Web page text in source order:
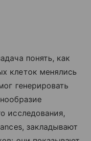
понять, как
клеток менялись
генерировать
исследования,
закладывают